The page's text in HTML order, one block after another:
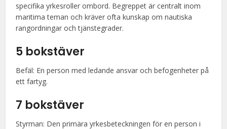
specifika yrkesroller ombord. Begreppet är centralt inom
maritima teman och kräver ofta kunskap om nautiska
rangordningar och tjänstegrader.
5 bokstäver
Befäl: En person med ledande ansvar och befogenheter på
ett fartyg.
7 bokstäver
Styrman: Den primära yrkesbeteckningen för en person i